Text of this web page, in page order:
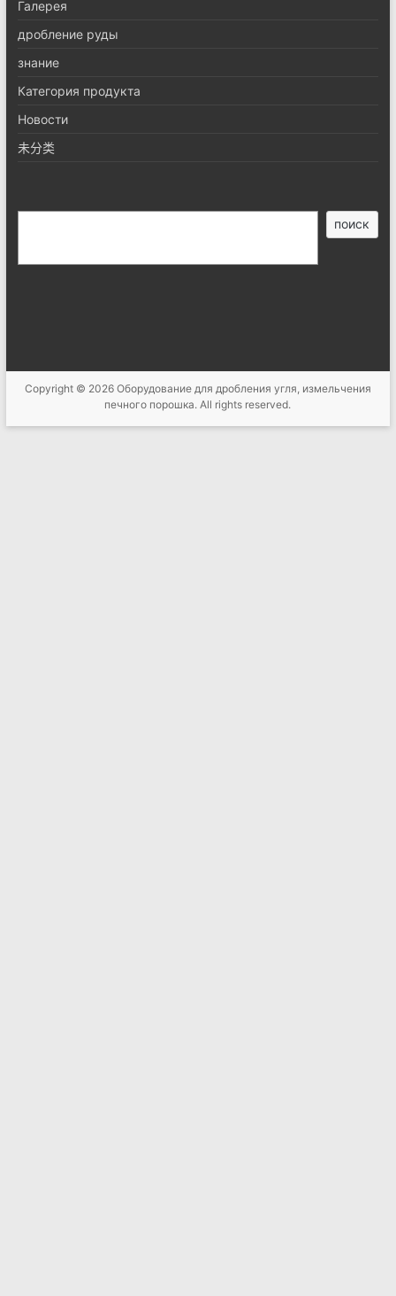
Галерея
дробление руды
знание
Категория продукта
Новости
未分类
поиск
Copyright © 2026 Оборудование для дробления угля, измельчения
печного порошка. All rights reserved.